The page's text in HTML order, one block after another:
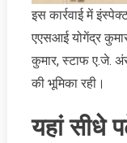
इस कार्रवाई में
एएसआई योगेंद्र
कुमार, स्टाफ ए.जे.
की भूमिका रही।
यहां सीधे